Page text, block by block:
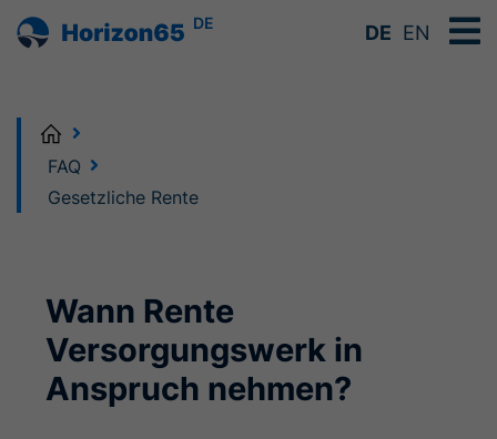
DE DE EN
Home
FAQ
Gesetzliche Rente
Wann Rente
Versorgungswerk in
Anspruch nehmen?